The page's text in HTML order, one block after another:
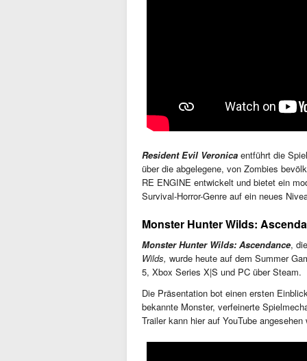
Resident Evil Veronica entführt die
über die abgelegene, von Zombies
RE ENGINE entwickelt und bietet ein
Survival-Horror-Genre auf ein neues
Monster Hunter Wilds:
Monster Hunter Wilds: Ascendance,
Wilds, wurde heute auf dem Summer
5, Xbox Series X|S und PC über Steam.
Die Präsentation bot einen ersten
bekannte Monster, verfeinerte
Trailer kann hier auf YouTube angesehen